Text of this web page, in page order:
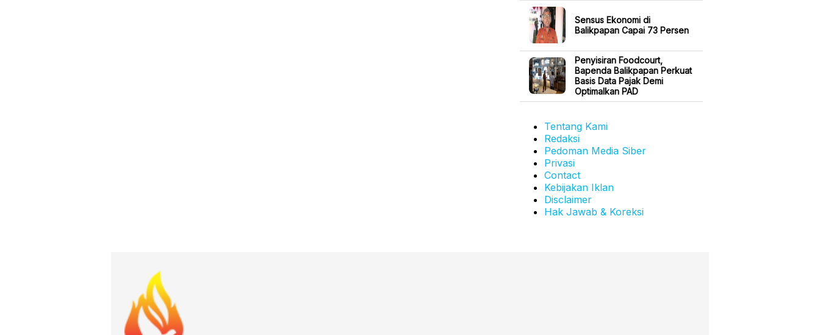
Sensus Ekonomi di
Balikpapan Capai 73 Persen
Penyisiran Foodcourt,
Bapenda Balikpapan Perkuat
Basis Data Pajak Demi
Optimalkan PAD
Tentang Kami
Redaksi
Pedoman Media Siber
Privasi
Contact
Kebijakan Iklan
Disclaimer
Hak Jawab & Koreksi